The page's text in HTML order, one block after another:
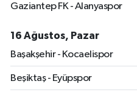
Gaziantep FK - Alanyaspor
16 Ağustos, Pazar
Başakşehir - Kocaelispor
Beşiktaş - Eyüpspor